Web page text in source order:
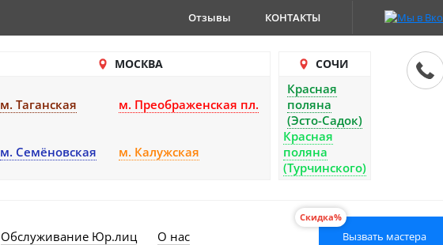
Отзывы КОНТАКТЫ
МОСКВА
м. Таганская м. Преображенская пл.
м. Семёновская м. Калужская
СОЧИ
Красная
поляна
(Эсто-Садок)
Красная
поляна
(Турчинского)
Обслуживание Юр.лиц О нас
Скидка%
Вызвать мастера